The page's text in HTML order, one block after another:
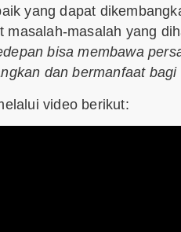
yang dapat
masalah yang
bisa membawa
dan bermanfaat bagi
video berikut: